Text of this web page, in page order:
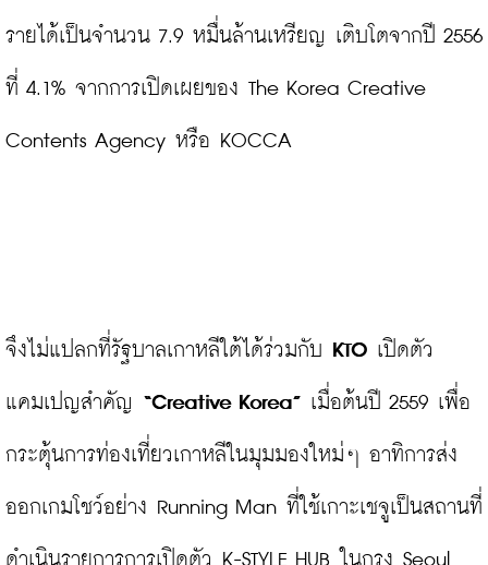
รายได้เป็นจำนวน 7.9 หมื่นล้านเหรียญ เติบโตจากปี 2556
ที่ 4.1% จากการเปิดเผยของ The Korea Creative
Contents Agency หรือ KOCCA
จึงไม่แปลกที่รัฐบาลเกาหลีใต้ได้ร่วมกับ KTO เปิดตัว
แคมเปญสำคัญ “Creative Korea” เมื่อต้นปี 2559 เพื่อ
กระตุ้นการท่องเที่ยวเกาหลีในมุมมองใหม่ๆ อาทิการส่ง
ออกเกมโชว์อย่าง Running Man ที่ใช้เกาะเชจูเป็นสถานที่
ดำเนินรายการการเปิดตัว K-STYLE HUB ในกรุง Seoul